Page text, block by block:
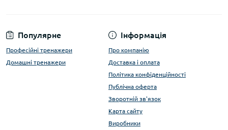
Популярне
Професійні тренажери
Домашні тренажери
Інформація
Про компанію
Доставка і оплата
Політика конфіденційності
Публічна оферта
Зворотній зв'язок
Карта сайту
Виробники